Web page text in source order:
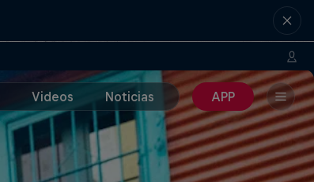
Videos Noticias APP